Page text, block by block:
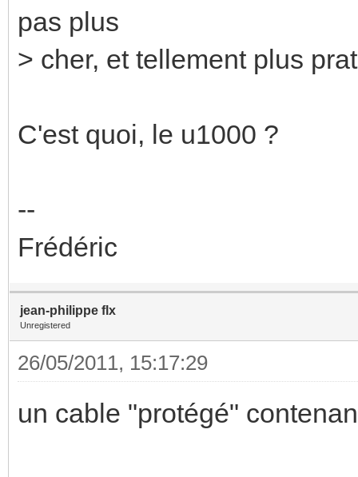
pas plus
> cher, et tellement plus
C'est quoi, le u1000 ?
--
Frédéric
jean-philippe flx
Unregistered
26/05/2011, 15:17:29
un cable "protégé"